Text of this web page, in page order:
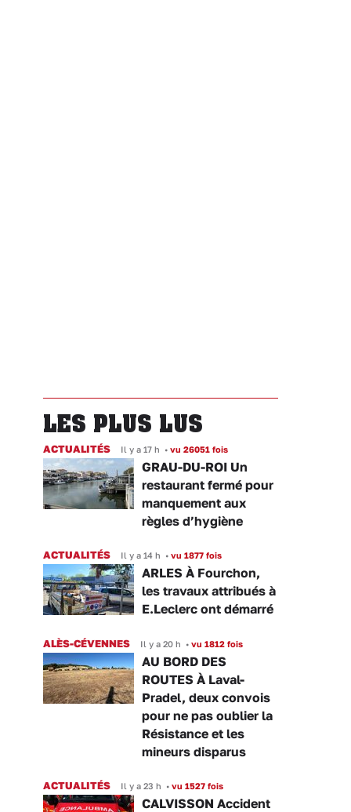
LES PLUS LUS
ACTUALITÉS Il y a 17 h • vu 26051 fois
GRAU-DU-ROI Un
restaurant fermé pour
manquement aux
règles d’hygiène
ACTUALITÉS Il y a 14 h • vu 1877 fois
ARLES À Fourchon,
les travaux attribués à
E.Leclerc ont démarré
ALÈS-CÉVENNES Il y a 20 h • vu 1812 fois
AU BORD DES
ROUTES À Laval-
Pradel, deux convois
pour ne pas oublier la
Résistance et les
mineurs disparus
ACTUALITÉS Il y a 23 h • vu 1527 fois
CALVISSON Accident